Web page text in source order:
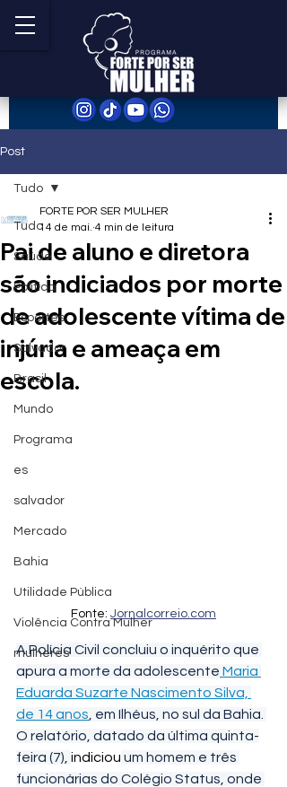
Post
Tudo
Saúde
Política
Esportes
Salvador
Brasil
Mundo
Programa
es
salvador
Mercado
Bahia
Utilidade Pública
Violência Contra Mulher
mulheres
Tudo
Pai de aluno e diretora
são indiciados por morte
de adolescente vítima de
injúria e ameaça em
escola.
FORTE POR SER MULHER
14 de mai. 4 min de leitura
Fonte: Jornalcorreio.com
A Polícia Civil concluiu o inquérito que
apura a morte da adolescente Maria
Eduarda Suzarte Nascimento Silva,
de 14 anos , em Ilhéus, no sul da Bahia.
O relatório, datado da última quinta-
feira (7), indiciou um homem e três
funcionárias do Colégio Status, onde